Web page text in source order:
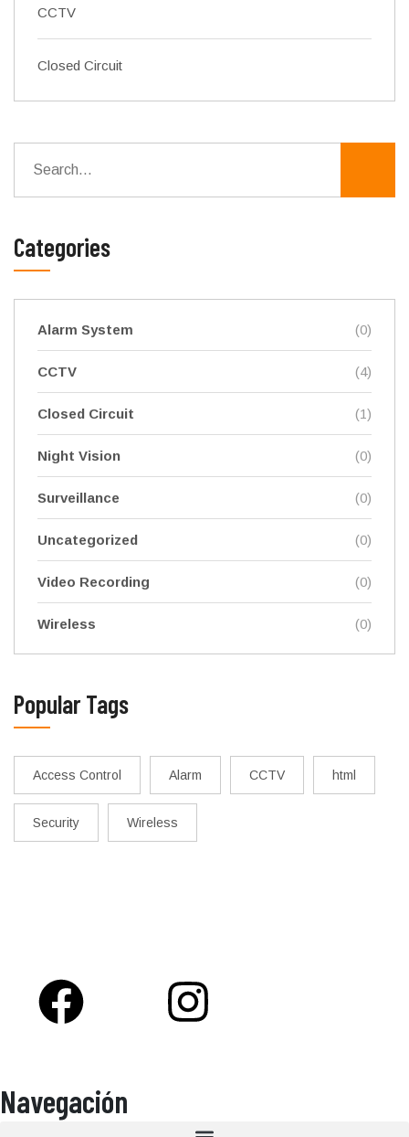
CCTV
Closed Circuit
Categories
Alarm System (0)
CCTV (4)
Closed Circuit (1)
Night Vision (0)
Surveillance (0)
Uncategorized (0)
Video Recording (0)
Wireless (0)
Popular Tags
Access Control Alarm CCTV html
Security Wireless
Navegación